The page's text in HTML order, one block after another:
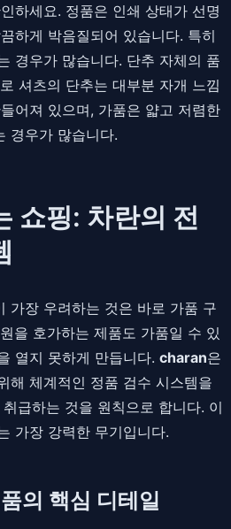
하세요. 정품은 인쇄 상태가 선명
하게 박음질되어 있습니다. 특히
경우가 많습니다. 단추 자체의 품
셔츠의 단추는 대부분 자개 느낌
어져 있으며, 가품은 얇고 저렴한
경우가 많습니다.
쇼핑: 차란의 전
가장 우려하는 것은 바로 가품 구
을 호가하는 제품도 가품일 수 있
열지 못하게 만듭니다. charan은
해 체계적인 정품 검수 시스템을
급하는 것을 원칙으로 합니다. 이
가장 강력한 무기입니다.
의 핵심 디테일